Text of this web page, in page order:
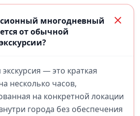
многодневный
от обычной
экскурсия — это краткая
несколько часов,
на конкретной локации
города без обеспечения